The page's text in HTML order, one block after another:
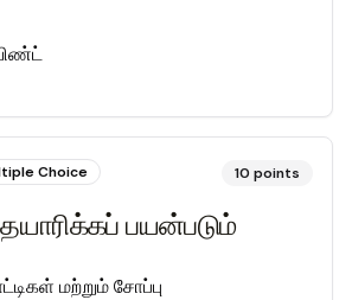
Choice 10 points
பயன்படும்
மற்றும் சோப்பு